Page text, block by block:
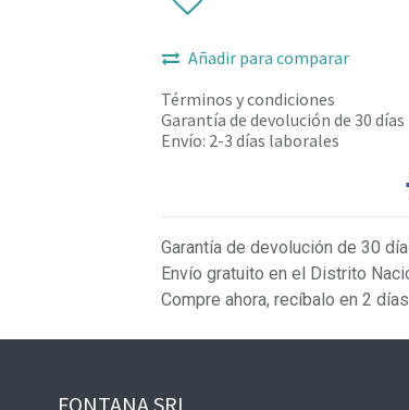
Añadir para comparar
Términos y condiciones
Garantía de devolución de 30 días
Envío: 2-3 días laborales
Garantía de devolución de 30
Envío gratuito en el Distrito
Compre ahora, recíbalo en 2
FONTANA SRL